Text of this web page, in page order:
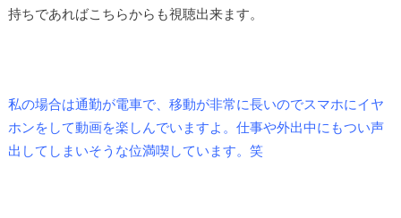
持ちであればこちらからも視聴出来ます。
私の場合は通勤が電車で、移動が非常に長いのでスマホにイヤ
ホンをして動画を楽しんでいますよ。仕事や外出中にもつい声
出してしまいそうな位満喫しています。笑